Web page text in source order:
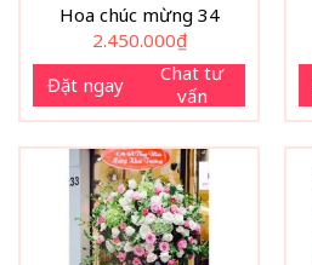
Hoa chúc mừng 34
2.450.000₫
Đặt ngay
Chat tư
vấn